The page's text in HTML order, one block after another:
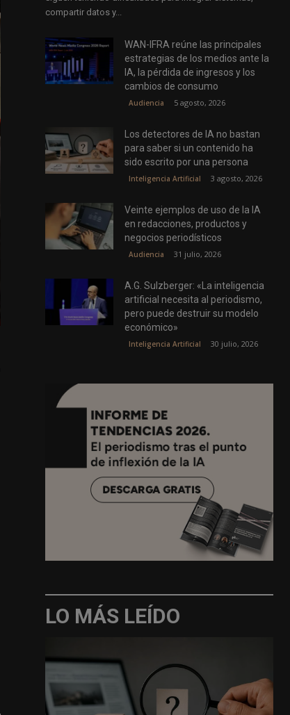
compartir datos y...
WAN-IFRA reúne las principales
estrategias de los medios ante la
IA, la pérdida de ingresos y los
cambios de consumo
Audiencia 5 agosto, 2026
Los detectores de IA no bastan
para saber si un contenido ha
sido escrito por una persona
Inteligencia Artificial 3 agosto, 2026
Veinte ejemplos de uso de la IA
en redacciones, productos y
negocios periodísticos
Audiencia 31 julio, 2026
A.G. Sulzberger: «La inteligencia
artificial necesita al periodismo,
pero puede destruir su modelo
económico»
Inteligencia Artificial 30 julio, 2026
LO MÁS LEÍDO